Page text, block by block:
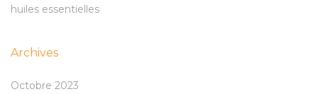
huiles essentielles
Archives
Octobre 2023